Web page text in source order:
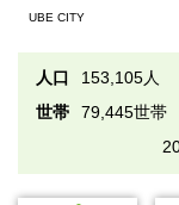
UBE CITY
人口
153,105人
世帯
79,445世帯